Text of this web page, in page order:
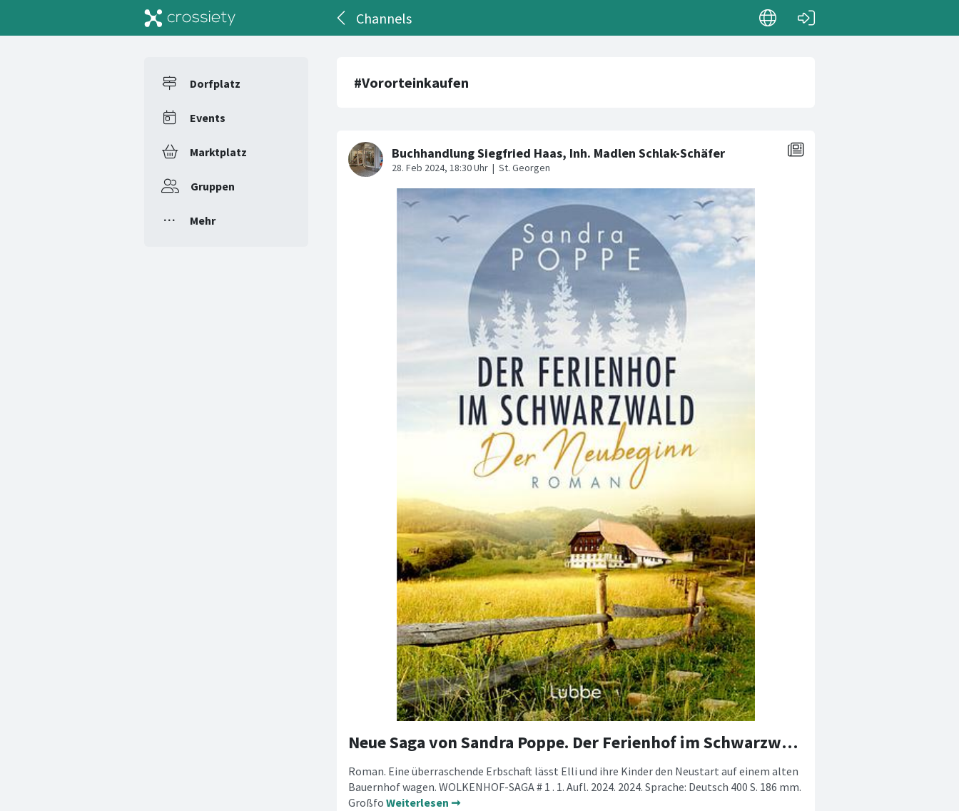
Channels
Dorfplatz
Events
Marktplatz
Gruppen
Mehr
#Vororteinkaufen
Neue Saga von Sandra Poppe. Der Ferienhof im Schwarzwald - Der Neubeginn.
Roman. Eine überraschende Erbschaft lässt Elli und ihre Kinder den Neustart auf einem alten
Bauernhof wagen. WOLKENHOF-SAGA # 1 . 1. Aufl. 2024. 2024. Sprache: Deutsch 400 S. 186 mm.
Großfo Weiterlesen ➞